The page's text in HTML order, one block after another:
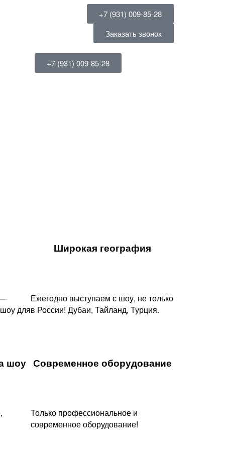
+7 (931) 009-85-28
Заказать звонок
+7 (931) 009-85-28
—
для
Широкая география
Ежегодно выступаем с шоу, не только
в России! Дубаи, Тайланд, Турция.
шоу​ Современное оборудование
Только профессиональное и
современное оборудование!